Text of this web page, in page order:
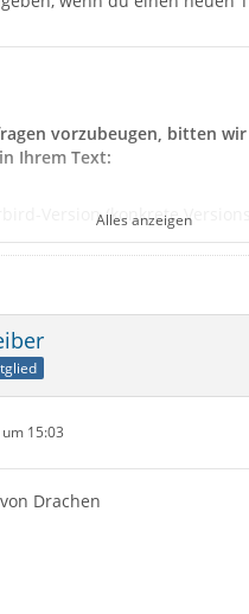
vorzubeugen, bitten
Ihrem Text:
Version (konkrete
(POP / IMAP)
(z.B. GMX)
Antivirensoftware
(Betriebssystem-intern/Externe
(bei Sende-
Alles anzeigen
15:03
Drachen